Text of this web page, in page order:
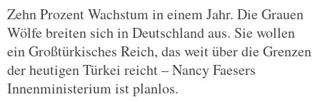
Zehn Prozent Wachstum in einem Jahr. Die Grauen
Wölfe breiten sich in Deutschland aus. Sie wollen
ein Großtürkisches Reich, das weit über die Grenzen
der heutigen Türkei reicht – Nancy Faesers
Innenministerium ist planlos.